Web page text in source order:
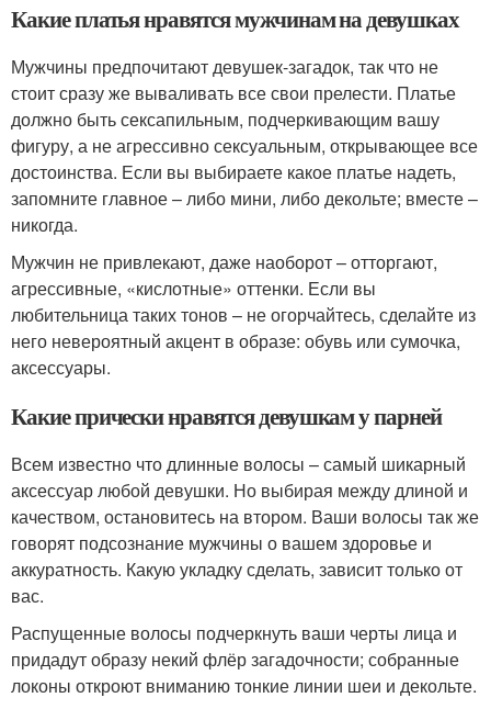
Какие платья нравятся мужчинам на девушках
Мужчины предпочитают девушек-загадок, так что не
стоит сразу же вываливать все свои прелести. Платье
должно быть сексапильным, подчеркивающим вашу
фигуру, а не агрессивно сексуальным, открывающее все
достоинства. Если вы выбираете какое платье надеть,
запомните главное – либо мини, либо декольте; вместе –
никогда.
Мужчин не привлекают, даже наоборот – отторгают,
агрессивные, «кислотные» оттенки. Если вы
любительница таких тонов – не огорчайтесь, сделайте из
него невероятный акцент в образе: обувь или сумочка,
аксессуары.
Какие прически нравятся девушкам у парней
Всем известно что длинные волосы – самый шикарный
аксессуар любой девушки. Но выбирая между длиной и
качеством, остановитесь на втором. Ваши волосы так же
говорят подсознание мужчины о вашем здоровье и
аккуратность. Какую укладку сделать, зависит только от
вас.
Распущенные волосы подчеркнуть ваши черты лица и
придадут образу некий флёр загадочности; собранные
локоны откроют вниманию тонкие линии шеи и декольте.